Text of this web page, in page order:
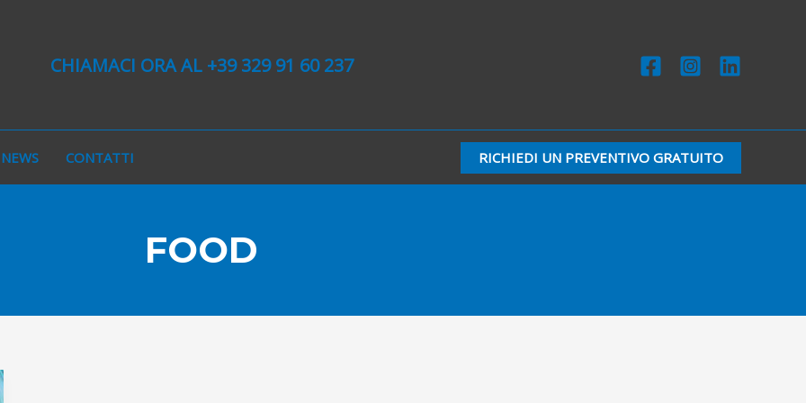
CHIAMACI ORA AL +39 329 91 60 237
NEWS CONTATTI RICHIEDI UN PREVENTIVO GRATUITO
FOOD